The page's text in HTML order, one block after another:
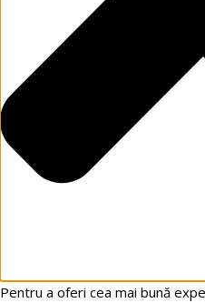
Pentru a oferi cea mai bună